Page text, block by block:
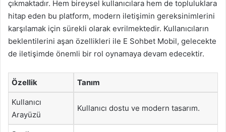
çıkmaktadır. Hem bireysel kullanıcılara hem de topluluklara
hitap eden bu platform, modern iletişimin gereksinimlerini
karşılamak için sürekli olarak evrilmektedir. Kullanıcıların
beklentilerini aşan özellikleri ile E Sohbet Mobil, gelecekte
de iletişimde önemli bir rol oynamaya devam edecektir.
Özellik Tanım
Kullanıcı
Arayüzü
Kullanıcı dostu ve modern tasarım.